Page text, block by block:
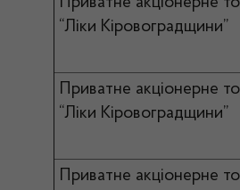
“Ліки Кіровоградщини”
Приватне акціонерне
“Ліки Кіровоградщини”
Приватне акціонерне